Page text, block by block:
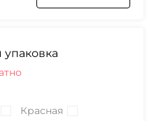
Красная